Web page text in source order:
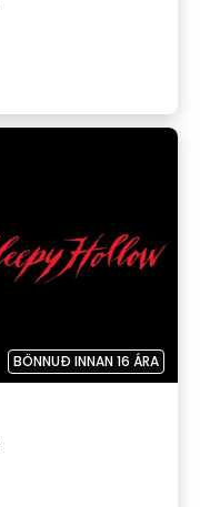
BÖNNUÐ INNAN 16 ÁRA